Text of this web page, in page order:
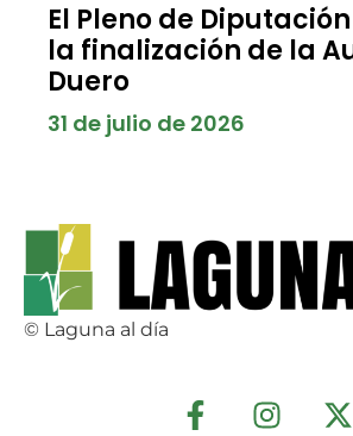
El Pleno de
la finalización de la
Duero
31 de julio de 2026
© Laguna al día